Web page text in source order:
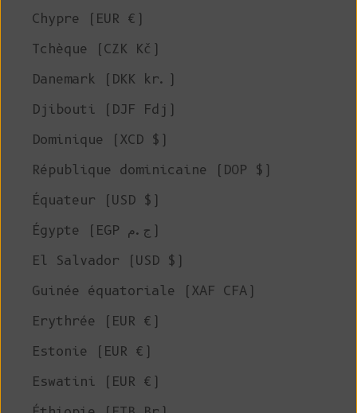
Chypre (EUR €)
Tchèque (CZK Kč)
Danemark (DKK kr.)
Djibouti (DJF Fdj)
Dominique (XCD $)
République dominicaine (DOP $)
Équateur (USD $)
Égypte (EGP ج.م)
El Salvador (USD $)
Guinée équatoriale (XAF CFA)
Erythrée (EUR €)
Estonie (EUR €)
Eswatini (EUR €)